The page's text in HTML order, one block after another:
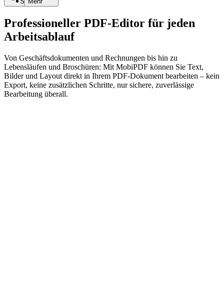
Professioneller PDF-Editor für jeden
Arbeitsablauf
Von Geschäftsdokumenten und Rechnungen bis hin zu
Lebensläufen und Broschüren: Mit MobiPDF können Sie Text,
Bilder und Layout direkt in Ihrem PDF-Dokument bearbeiten – kein
Export, keine zusätzlichen Schritte, nur sichere, zuverlässige
Bearbeitung überall.